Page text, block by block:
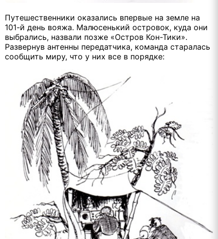
Путешественники оказались впервые на земле на
101-й день вояжа. Малюсенький островок, куда они
выбрались, назвали позже «Остров Кон-Тики».
Развернув антенны передатчика, команда старалась
сообщить миру, что у них все в порядке: